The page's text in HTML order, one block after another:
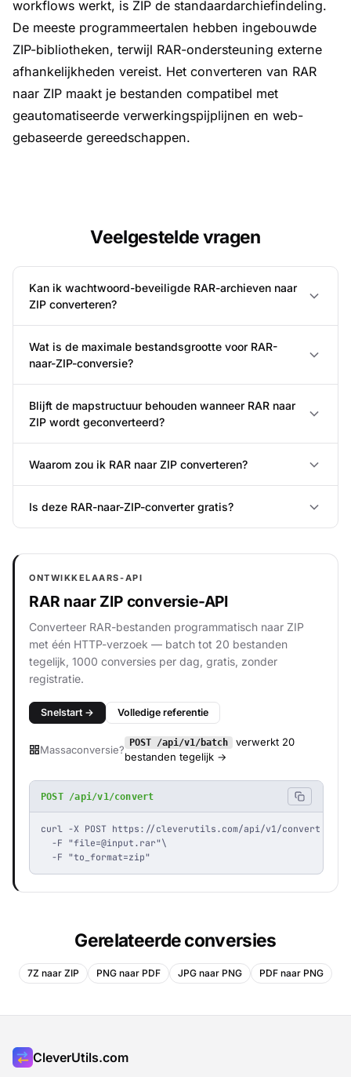
workflows werkt, is ZIP de standaardarchiefindeling.
De meeste programmeertalen hebben ingebouwde
ZIP-bibliotheken, terwijl RAR-ondersteuning externe
afhankelijkheden vereist. Het converteren van RAR
naar ZIP maakt je bestanden compatibel met
geautomatiseerde verwerkingspijplijnen en web-
gebaseerde gereedschappen.
Veelgestelde vragen
Kan ik wachtwoord-beveiligde RAR-archieven naar
ZIP converteren?
Wat is de maximale bestandsgrootte voor RAR-
naar-ZIP-conversie?
Blijft de mapstructuur behouden wanneer RAR naar
ZIP wordt geconverteerd?
Waarom zou ik RAR naar ZIP converteren?
Is deze RAR-naar-ZIP-converter gratis?
ONTWIKKELAARS-API
RAR naar ZIP conversie-API
Converteer RAR-bestanden programmatisch naar ZIP
met één HTTP-verzoek — batch tot 20 bestanden
tegelijk, 1000 conversies per dag, gratis, zonder
registratie.
Snelstart → Volledige referentie
Massaconversie?
POST /api/v1/batch
verwerkt 20
bestanden tegelijk →
POST /api/v1/convert
curl -X POST https://cleverutils.com/api/v1/convert \
  -F "
file=@input.rar"\
  -F "to_format=zip"
Gerelateerde conversies
7Z naar ZIP PNG naar PDF JPG naar PNG PDF naar PNG
CleverUtils.com